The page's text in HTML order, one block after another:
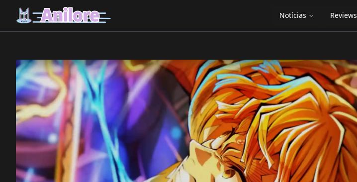
Notícias Reviews